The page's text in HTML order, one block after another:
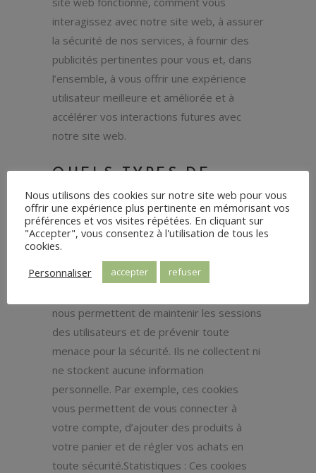
interagissez avec notre site web, à assurer
la sécurité de nos services, à fournir des
publicités pertinentes pour vous et, dans
l’ensemble, à vous offrir une expérience
utilisateur meilleure et améliorée et à
accélérer vos interactions futures avec
notre site web.
QUELS TYPES DE
COOKIES UTILISONS-
NOUS ?
pour que vous puissiez bénéficier de
nous permettent de maintenir les sessions
des utilisateurs et de prévenir toute
menace pour la sécurité. Ils ne collectent ni
ne stockent aucune information
personnelle. Par exemple, ces cookies
vous permettent de vous connecter à
votre compte, d’ajouter des produits à
votre panier et de régler vos achats en
toute sécurité.Statistiques : Ces cookies
Nous utilisons des cookies sur notre site web pour vous
offrir une expérience plus pertinente en mémorisant vos
préférences et vos visites répétées. En cliquant sur
"Accepter", vous consentez à l'utilisation de tous les
cookies.
Personnaliser
accepter refuser